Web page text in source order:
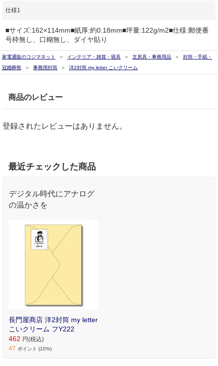
仕様1
■サイズ:162×114mm■紙厚:約0.18mm■坪量:122g/m2■仕様:郵便番
号枠無し、口糊無し、ダイヤ貼り
家電通販のコジマネット インテリア・雑貨・寝具 文房具・事務用品
封筒・手紙・
冠婚葬祭
事務用封筒 洋2封筒 my letter こいクリーム
商品のレビュー
登録されたレビューはありません。
最近チェックした商品
デジタル時代にアナログ
の温かさを
長門屋商店 洋2封筒 my letter
こいクリーム フY222
462 円(税込)
47 ポイント (10%)